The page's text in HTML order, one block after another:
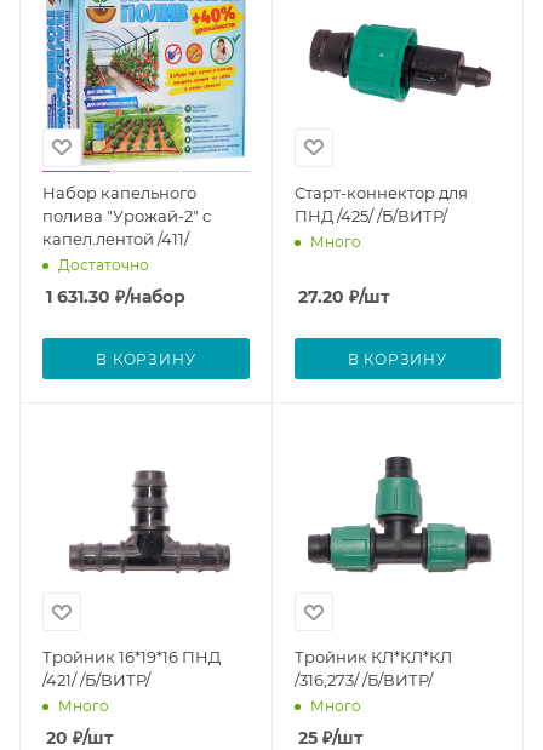
Набор капельного
полива "Урожай-2" с
капел.лентой /411/
Достаточно
1 631.30 ₽/набор
В КОРЗИНУ
Старт-коннектор для
ПНД /425/ /Б/ВИТР/
Много
27.20 ₽/шт
В КОРЗИНУ
Тройник 16*19*16 ПНД
/421/ /Б/ВИТР/
Много
20 ₽/шт
Тройник КЛ*КЛ*КЛ
/316,273/ /Б/ВИТР/
Много
25₽/шт